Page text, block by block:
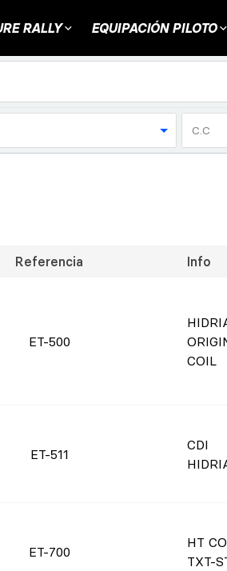
RALLY EQUIPACIÓN PILOTO
C.C
Referencia Info
ET-500
COIL
ET-511
CDI
ET-700
HT
TXT-